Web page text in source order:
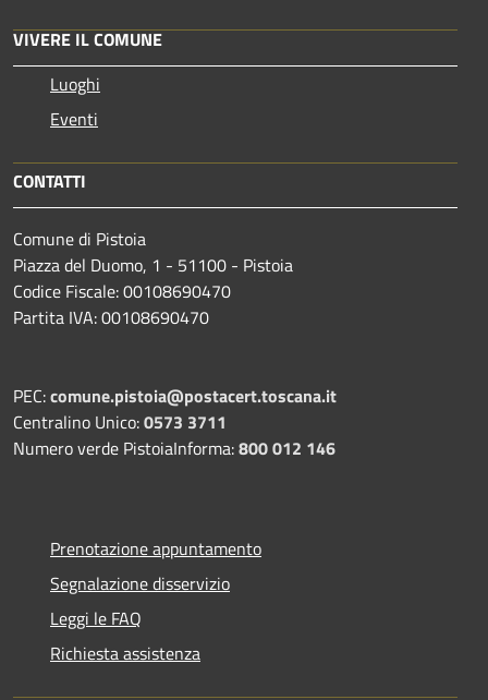
VIVERE IL COMUNE
Luoghi
Eventi
CONTATTI
Comune di Pistoia
Piazza del Duomo, 1 - 51100 - Pistoia
Codice Fiscale: 00108690470
Partita IVA: 00108690470
PEC:comune.pistoia@postacert.toscana.it
Centralino Unico:0573 3711
Numero verde PistoiaInforma:800 012 146
Prenotazione appuntamento
Segnalazione disservizio
Leggi le FAQ
Richiesta assistenza